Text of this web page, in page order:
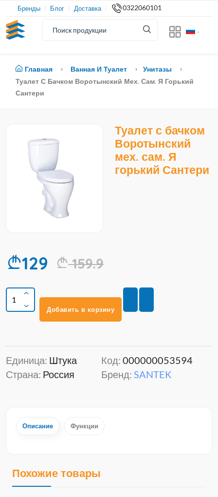
Бренды Блог Доставка 0322060101
Главная Ванная И Туалет
Унитазы
Туалет С Бачком Воротынский Мех. Сам. Я Горький
Сантери
Туалет с бачком
Воротынский
мех. сам. Я
горький Сантери
129 159.9
Добавить в корзину
Единица: Штука
Страна: Россия
Код: 000000053594
Бренд: SANTEK
Описание Функции
Похожие товары